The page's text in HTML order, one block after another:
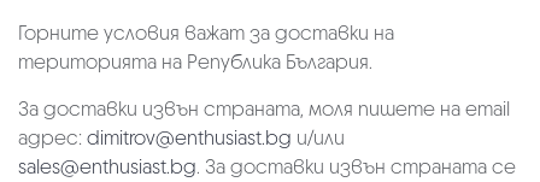
Горните условия важат за доставки на
територията на Република България.
За доставки извън страната, моля пишете на email
адрес: dimitrov@enthusiast.bg и/или
sales@enthusiast.bg. За доставки извън страната се